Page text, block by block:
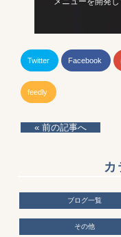
Twitter Facebook
feedly
« 前の記事へ
ブログ一覧
その他